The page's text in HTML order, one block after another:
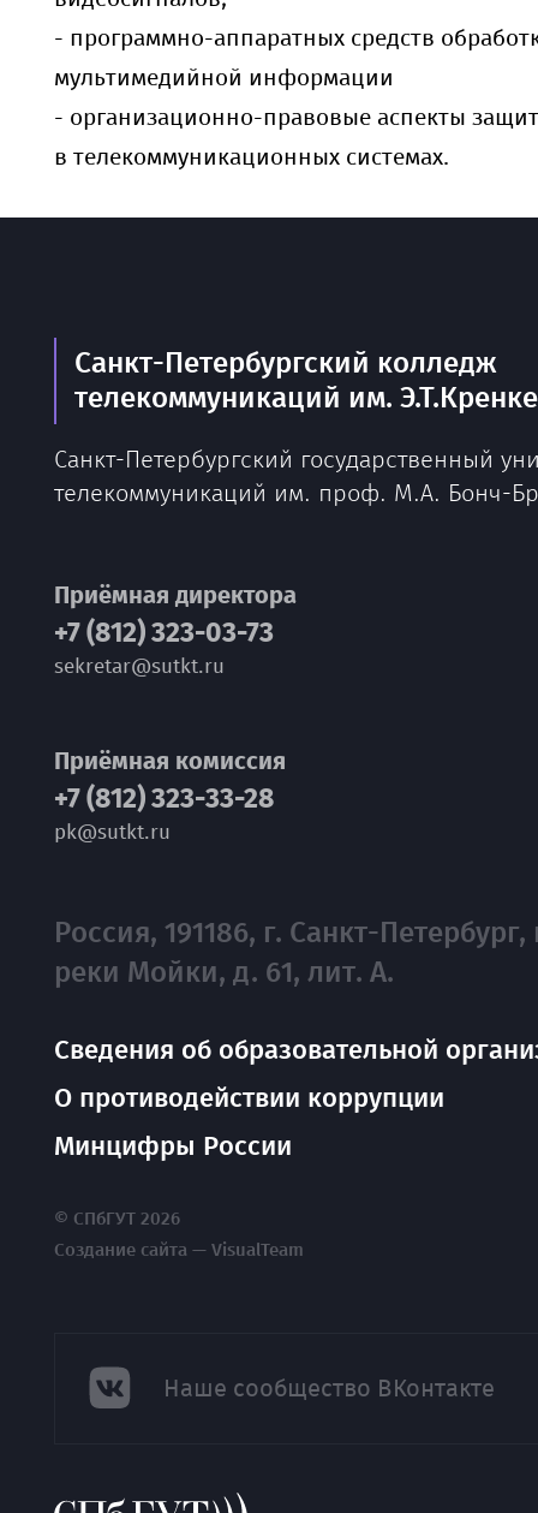
- программно-аппаратных средств
мультимедийной информации
- организационно-правовые аспекты
в телекоммуникационных системах.
Санкт-Петербургский колледж
телекоммуникаций им.
Санкт-Петербургский государственный
телекоммуникаций им. проф. М.А. Бонч-
Приёмная директора
+7 (812) 323-03-73
sekretar@sutkt.ru
Приёмная комиссия
+7 (812) 323-33-28
pk@sutkt.ru
Россия, 191186, г. Санкт-Петербург,
реки Мойки, д. 61, лит. А.
Сведения об образовательной
О противодействии коррупции
Минцифры России
© СПбГУТ 2026
Создание сайта — VisualTeam
Наше сообщество ВКонтакте